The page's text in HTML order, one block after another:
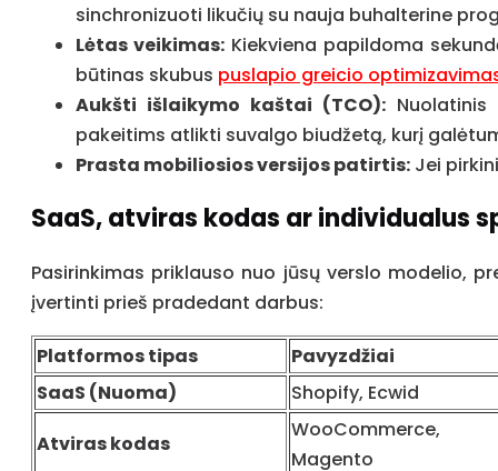
sinchronizuoti likučių su nauja buhalterine
Lėtas veikimas:Kiekviena papildoma
būtinas skubus puslapio greicio
Aukšti išlaikymo kaštai (TCO):Nuolatinis
pakeitims atlikti suvalgo biudžetą, kurį
Prasta mobiliosios versijos patirtis: Jei
SaaS, atviras kodas ar individualus
Pasirinkimas priklauso nuo jūsų verslo modelio,
įvertinti prieš pradedant darbus:
Platformos tipas
Pavyzdžiai
SaaS (Nuoma)
Shopify, Ecwid
Atviras kodas
WooCommerce,
Magento